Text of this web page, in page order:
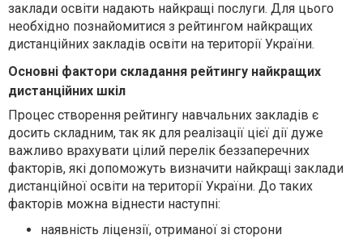
заклади освіти надають найкращі послуги. Для цього
необхідно познайомитися з рейтингом найкращих
дистанційних закладів освіти на території України.
Основні фактори складання рейтингу найкращих
дистанційних шкіл
Процес створення рейтингу навчальних закладів є
досить складним, так як для реалізації цієї дії дуже
важливо врахувати цілий перелік беззаперечних
факторів, які допоможуть визначити найкращі заклади
дистанційної освіти на території України. До таких
факторів можна віднести наступні:
наявність ліцензії, отриманої зі сторони